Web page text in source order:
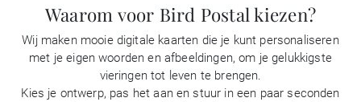
Waarom voor Bird Postal kiezen?
Wij maken mooie digitale kaarten die je kunt personaliseren
met je eigen woorden en afbeeldingen, om je gelukkigste
vieringen tot leven te brengen.
Kies je ontwerp, pas het aan en stuur in een paar seconden